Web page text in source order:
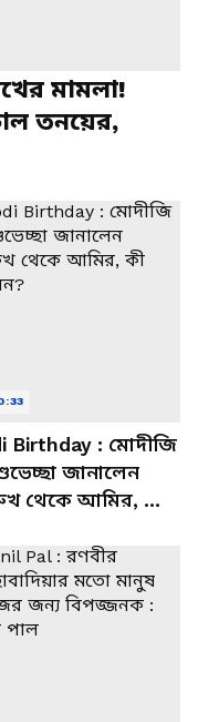
মামলা!
তনয়ের,
Birthday : মোদীজি
জানালেন
থেকে আমির, কী